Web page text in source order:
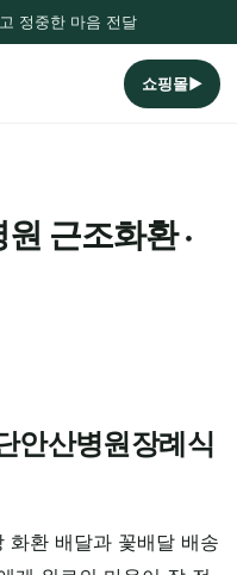
정중한 마음 전달
쇼핑몰▶
근조화환 ·
안산병원장례식
화환 배달과 꽃배달 배송